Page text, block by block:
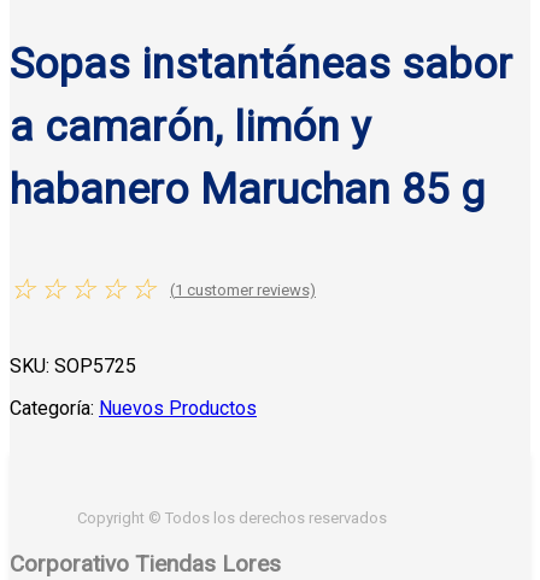
Sopas instantáneas sabor
a camarón, limón y
habanero Maruchan 85 g
☆ ☆ ☆ ☆ ☆ (1 customer reviews)
SKU: SOP5725
Categoría: Nuevos Productos
Copyright © Todos los derechos reservados
Corporativo Tiendas Lores